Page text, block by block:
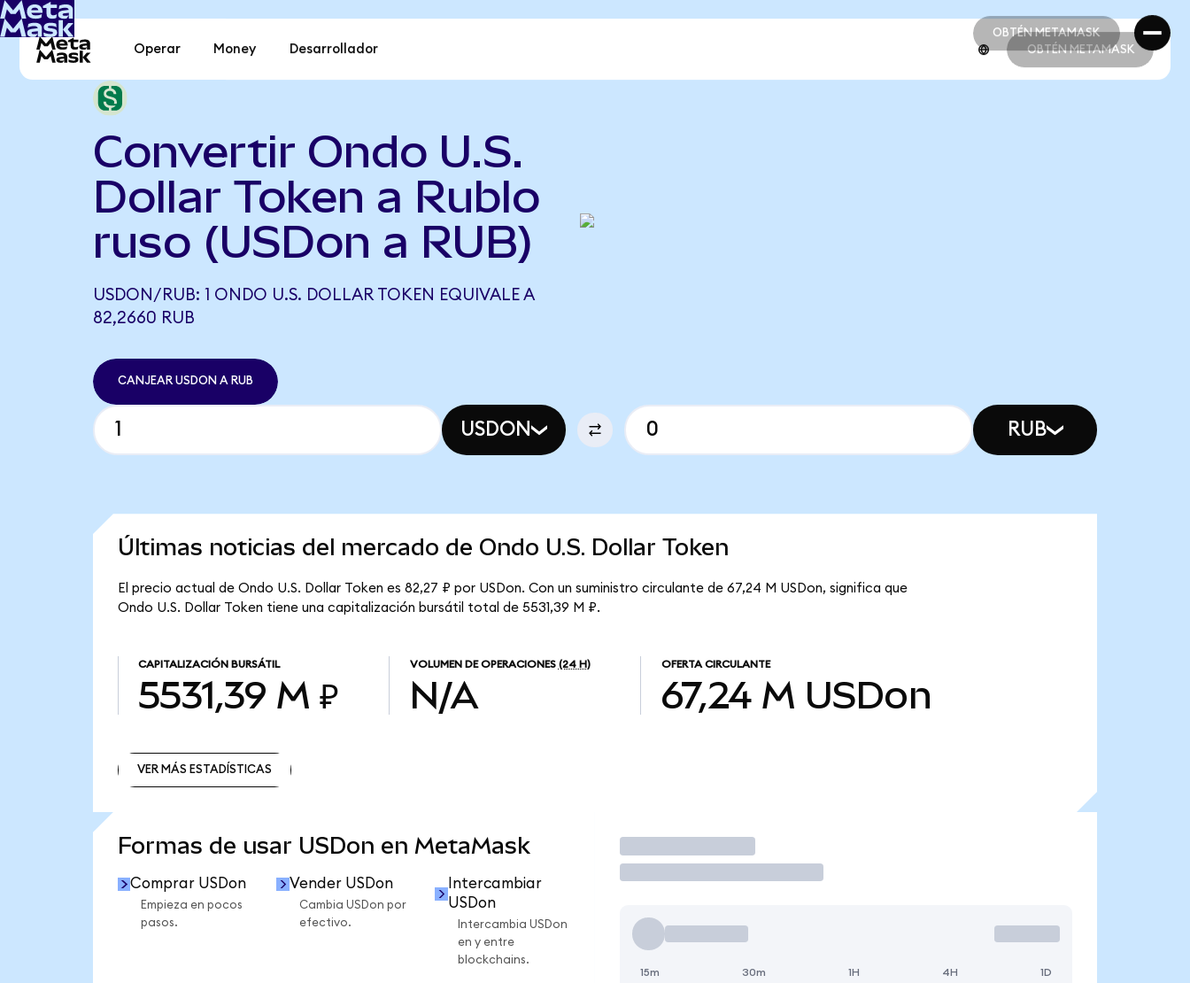
OBTÉN METAMASK
OBTÉN METAMASK
Operar Money Desarrollador OBTÉN METAMASK
Convertir Ondo U.S.
Dollar Token a Rublo
ruso (USDon a RUB)
USDON/RUB: 1 ONDO U.S. DOLLAR TOKEN EQUIVALE A
82,2660 RUB
CANJEAR USDON A RUB
USDON RUB
Últimas noticias del mercado de Ondo U.S. Dollar Token
El precio actual de Ondo U.S. Dollar Token es 82,27 ₽ por USDon. Con un suministro circulante de 67,24 M USDon, significa que
Ondo U.S. Dollar Token tiene una capitalización bursátil total de 5531,39 M ₽.
CAPITALIZACIÓN BURSÁTIL
5531,39 M ₽
VOLUMEN DE OPERACIONES (24 H)
N/A
OFERTA CIRCULANTE
67,24 M USDon
VER MÁS ESTADÍSTICAS
Formas de usar USDon en MetaMask
Comprar USDon
Empieza en pocos
pasos.
Vender USDon
Cambia USDon por
efectivo.
Intercambiar
USDon
Intercambia USDon
en y entre
blockchains.
Operar
15m 30m 1H 4H 1D